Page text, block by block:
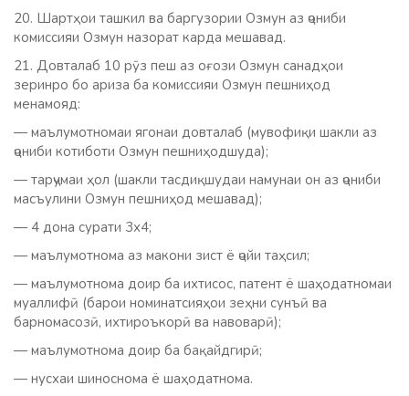
20. Шартҳои ташкил ва баргузории Озмун аз ҷониби
комиссияи Озмун назорат карда мешавад.
21. Довталаб 10 рӯз пеш аз оғози Озмун санадҳои
зеринро бо ариза ба комиссияи Озмун пешниҳод
менамояд:
— маълумотномаи ягонаи довталаб (мувофиқи шакли аз
ҷониби котиботи Озмун пешниҳодшуда);
— тарҷумаи ҳол (шакли тасдиқшудаи намунаи он аз ҷониби
масъулини Озмун пешниҳод мешавад);
— 4 дона сурати 3х4;
— маълумотнома аз макони зист ё ҷойи таҳсил;
— маълумотнома доир ба ихтисос, патент ё шаҳодатномаи
муаллифӣ (барои номинатсияҳои зеҳни сунъӣ ва
барномасозӣ, ихтироъкорӣ ва навоварӣ);
— маълумотнома доир ба бақайдгирӣ;
— нусхаи шиноснома ё шаҳодатнома.